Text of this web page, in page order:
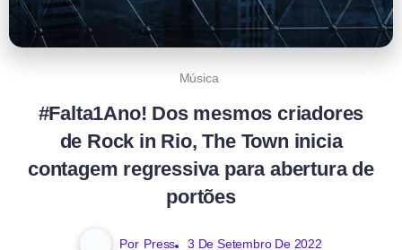
Música
#Falta1Ano! Dos mesmos criadores
de Rock in Rio, The Town inicia
contagem regressiva para abertura de
portões
Por Press 3 De Setembro De 2022